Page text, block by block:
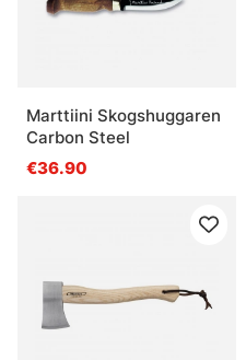
Marttiini Skogshuggaren
Carbon Steel
€36.90